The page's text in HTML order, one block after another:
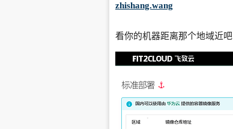
zhishang.wang
看你的机器距离那个地域近吧